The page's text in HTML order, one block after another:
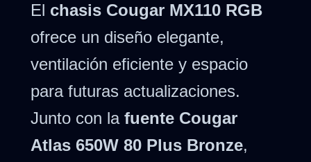
El chasis Cougar MX110 RGB
ofrece un diseño elegante,
ventilación eficiente y espacio
para futuras actualizaciones.
Junto con la fuente Cougar
Atlas 650W 80 Plus Bronze,